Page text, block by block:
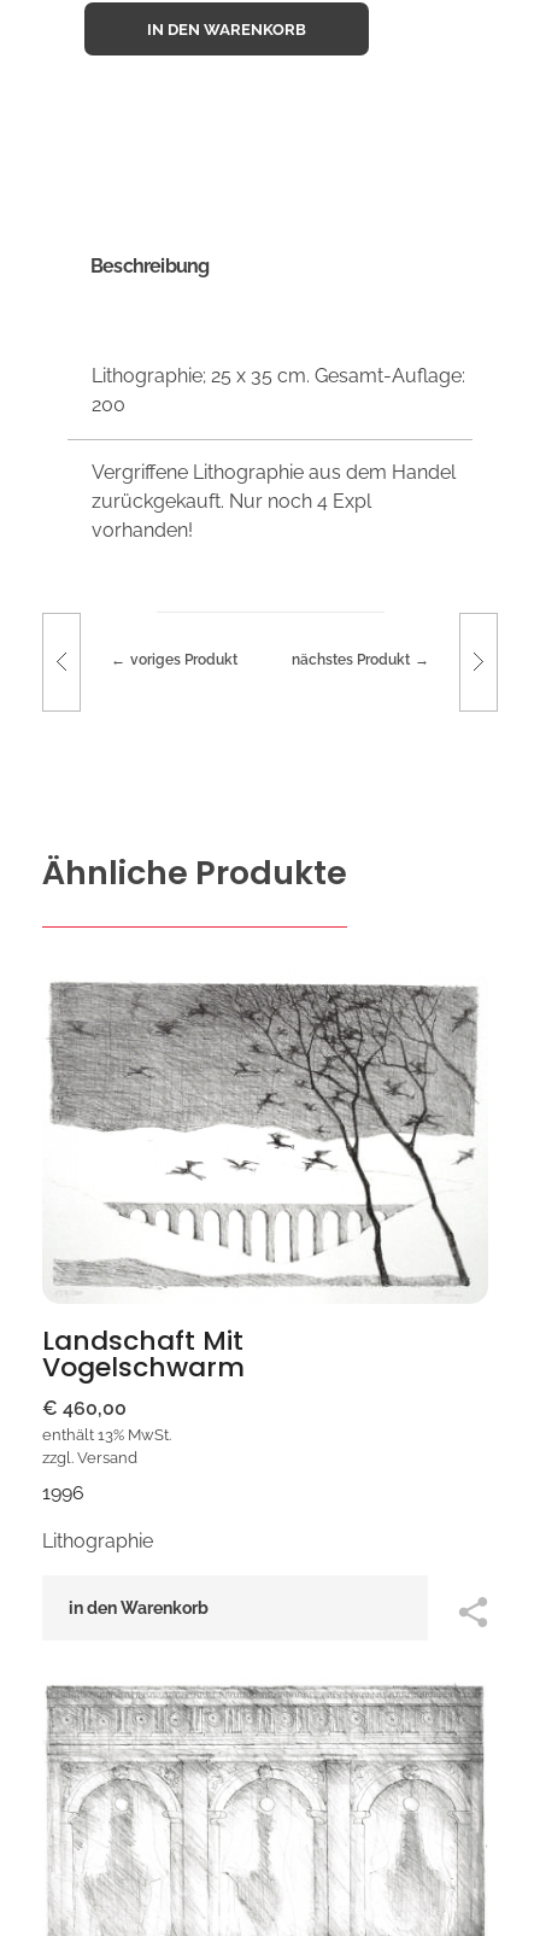
IN DEN WARENKORB
Beschreibung
Lithographie; 25 x 35 cm. Gesamt-Auflage:
200
Vergriffene Lithographie aus dem Handel
zurückgekauft. Nur noch 4 Expl
vorhanden!
voriges Produkt nächstes Produkt
Ähnliche Produkte
Landschaft Mit
Vogelschwarm
€ 460,00
enthält 13% MwSt.
zzgl. Versand
1996
Lithographie
in den Warenkorb